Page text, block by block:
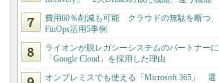
費用60％削減も可能 クラウドの無駄を断つ
FinOps活用5事例
ライオンが脱レガシーシステムのパートナーに
「Google Cloud」を採用した理由
オンプレミスでも使える「Microsoft 365」 選